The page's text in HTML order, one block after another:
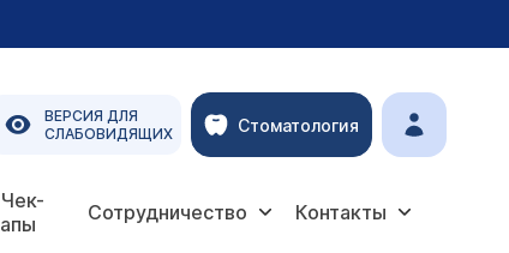
ВЕРСИЯ ДЛЯ
СЛАБОВИДЯЩИХ
Стоматология
Чек-
апы
Сотрудничество Контакты